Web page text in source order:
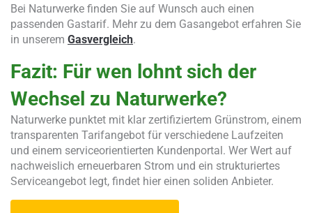
Bei Naturwerke finden Sie auf Wunsch auch einen
passenden Gastarif. Mehr zu dem Gasangebot erfahren Sie
in unserem Gasvergleich.
Fazit: Für wen lohnt sich der
Wechsel zu Naturwerke?
Naturwerke punktet mit klar zertifiziertem Grünstrom, einem
transparenten Tarifangebot für verschiedene Laufzeiten
und einem serviceorientierten Kundenportal. Wer Wert auf
nachweislich erneuerbaren Strom und ein strukturiertes
Serviceangebot legt, findet hier einen soliden Anbieter.